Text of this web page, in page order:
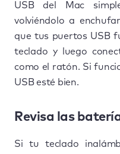
USB del Mac
volviéndolo a
que tus puertos USB
teclado y luego
como el ratón. Si
USB esté bien.
Revisa las
Si tu teclado